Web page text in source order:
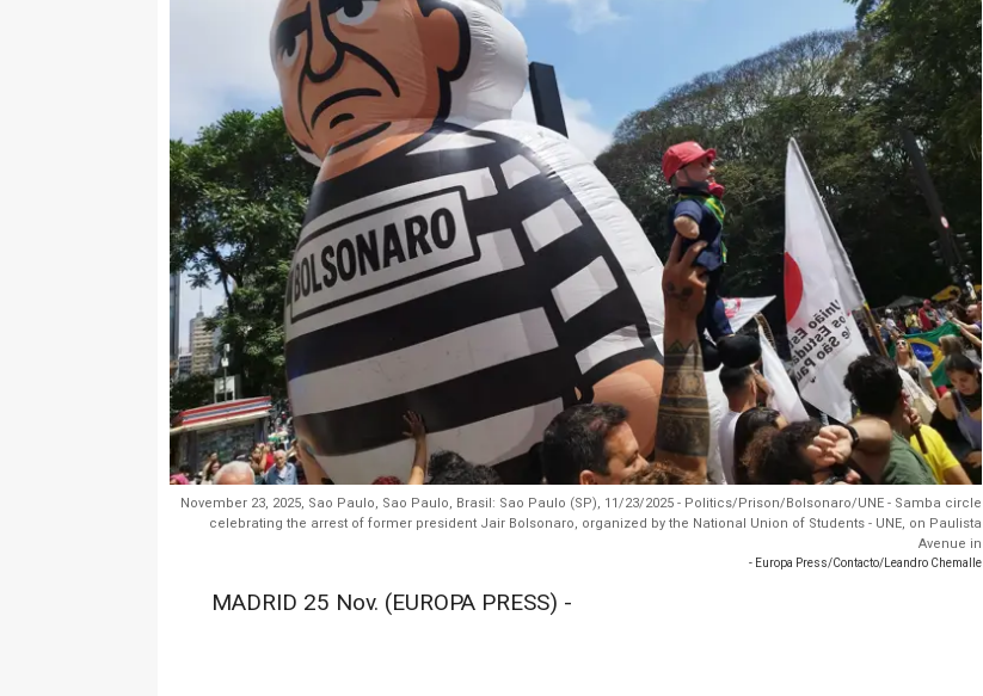
November 23, 2025, Sao Paulo, Sao Paulo, Brasil: Sao Paulo (SP), 11/23/2025 - Politics/Prison/Bolsonaro/UNE - Samba circle
celebrating the arrest of former president Jair Bolsonaro, organized by the National Union of Students - UNE, on Paulista
Avenue in
- Europa Press/Contacto/Leandro Chemalle
MADRID 25 Nov. (EUROPA PRESS) -